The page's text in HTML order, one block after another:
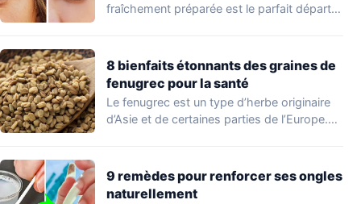
fraîchement préparée est le parfait départ…
8 bienfaits étonnants des graines de
fenugrec pour la santé
Le fenugrec est un type d’herbe originaire
d’Asie et de certaines parties de l’Europe.…
9 remèdes pour renforcer ses ongles
naturellement